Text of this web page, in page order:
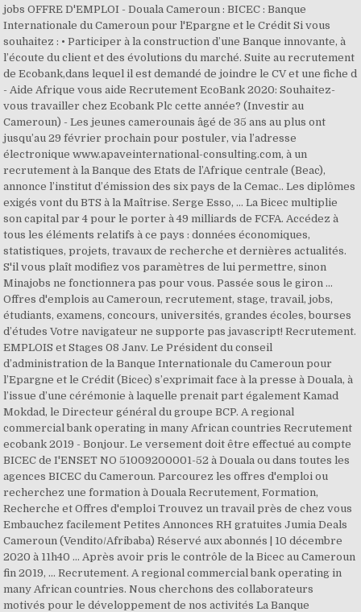
jobs OFFRE D'EMPLOI - Douala Cameroun : BICEC : Banque
Internationale du Cameroun pour l'Epargne et le Crédit Si vous
souhaitez : • Participer à la construction d’une Banque innovante, à
l’écoute du client et des évolutions du marché. Suite au recrutement
de Ecobank,dans lequel il est demandé de joindre le CV et une fiche d
- Aide Afrique vous aide Recrutement EcoBank 2020: Souhaitez-
vous travailler chez Ecobank Plc cette année? (Investir au
Cameroun) - Les jeunes camerounais âgé de 35 ans au plus ont
jusqu’au 29 février prochain pour postuler, via l’adresse
électronique www.apaveinternational-consulting.com, à un
recrutement à la Banque des Etats de l’Afrique centrale (Beac),
annonce l’institut d’émission des six pays de la Cemac.. Les diplômes
exigés vont du BTS à la Maîtrise. Serge Esso, ... La Bicec multiplie
son capital par 4 pour le porter à 49 milliards de FCFA. Accédez à
tous les éléments relatifs à ce pays : données économiques,
statistiques, projets, travaux de recherche et dernières actualités.
S'il vous plaît modifiez vos paramètres de lui permettre, sinon
Minajobs ne fonctionnera pas pour vous. Passée sous le giron …
Offres d'emplois au Cameroun, recrutement, stage, travail, jobs,
étudiants, examens, concours, universités, grandes écoles, bourses
d’études Votre navigateur ne supporte pas javascript! Recrutement.
EMPLOIS et Stages 08 Janv. Le Président du conseil
d’administration de la Banque Internationale du Cameroun pour
l’Epargne et le Crédit (Bicec) s’exprimait face à la presse à Douala, à
l’issue d’une cérémonie à laquelle prenait part également Kamad
Mokdad, le Directeur général du groupe BCP. A regional
commercial bank operating in many African countries Recrutement
ecobank 2019 - Bonjour. Le versement doit être effectué au compte
BICEC de I'ENSET NO 51009200001-52 à Douala ou dans toutes les
agences BICEC du Cameroun. Parcourez les offres d'emploi ou
recherchez une formation à Douala Recrutement, Formation,
Recherche et Offres d'emploi Trouvez un travail près de chez vous
Embauchez facilement Petites Annonces RH gratuites Jumia Deals
Cameroun (Vendito/Afribaba) Réservé aux abonnés | 10 décembre
2020 à 11h40 ... Après avoir pris le contrôle de la Bicec au Cameroun
fin 2019, ... Recrutement. A regional commercial bank operating in
many African countries. Nous cherchons des collaborateurs
motivés pour le développement de nos activités La Banque